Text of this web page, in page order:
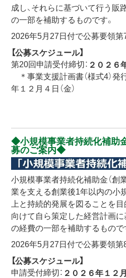
成し、それらに基づいて行う販
の一部を補助するものです。
2026年5月27日付で公募要領第
【公募スケジュール】
第20回申請受付締切： ２０２６
＊事業支援計画書（様式4）発
年１２月４日（金）
小規模事業者持続化補助
募のご案内
小規模事業者持続化補助金（創
業を支える創業後1年以内の小
上と持続的発展を図ることを
向けて自ら策定した経営計画
の経費の一部を補助するもので
2026年5月27日付で公募要領第
【公募スケジュール】
申請受付締切： ２０２６年１２月